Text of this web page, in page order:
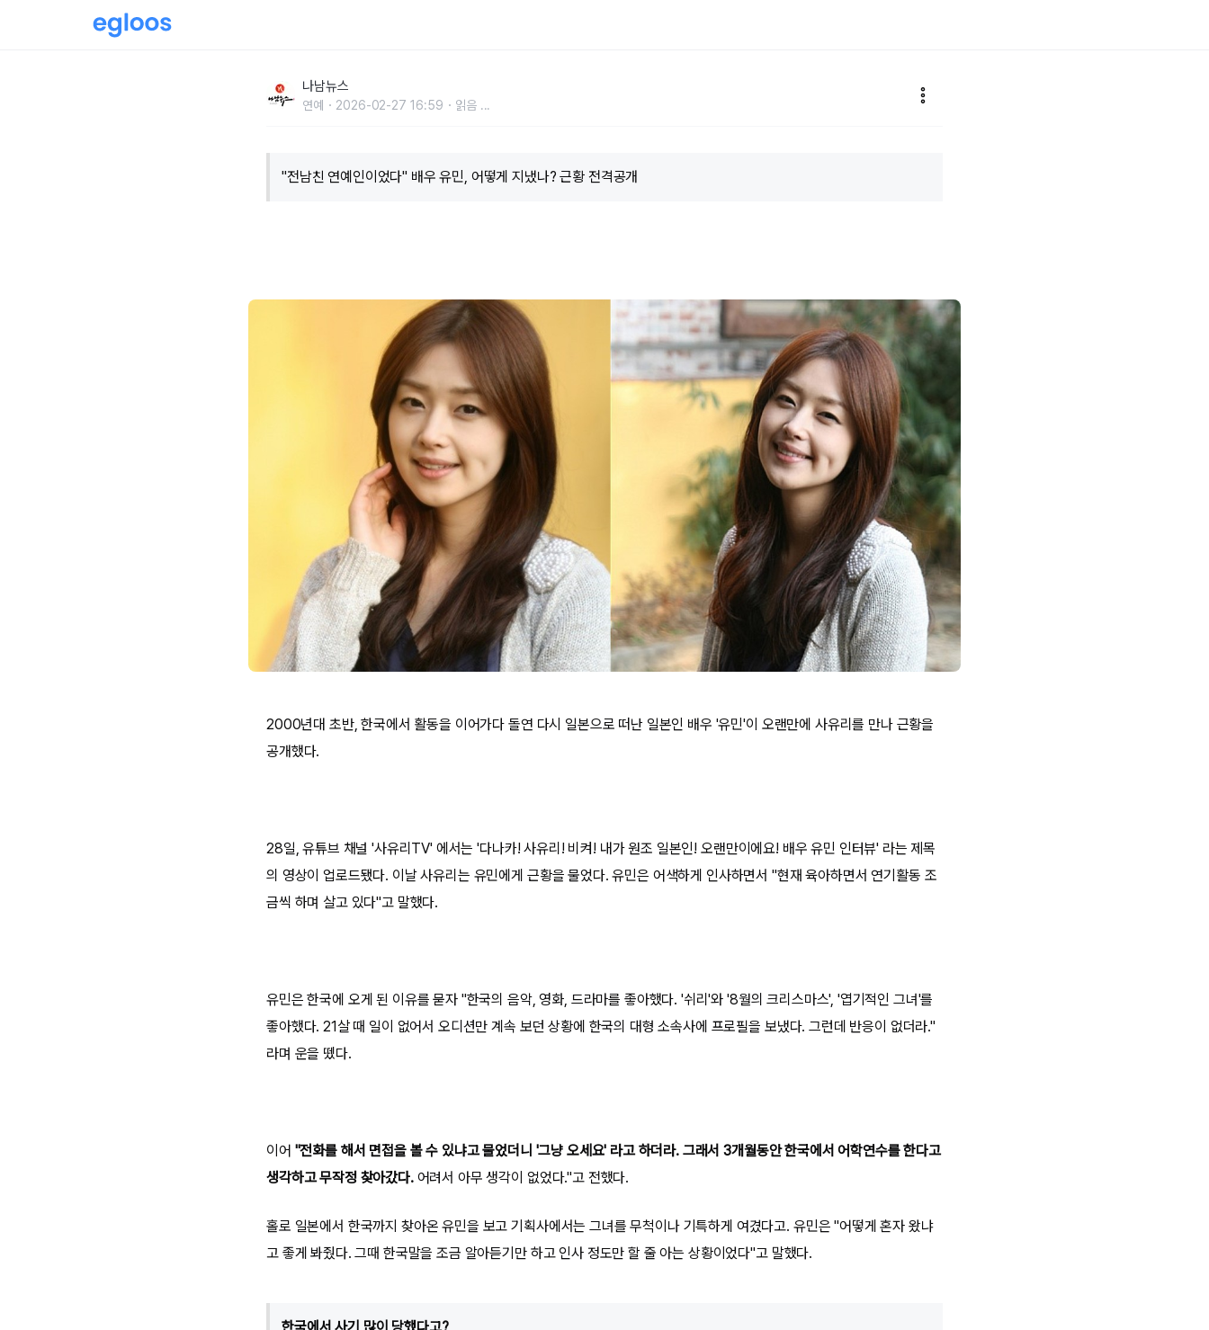
나남뉴스
연예 2026-02-27 16:59 읽음 ...
"전남친 연예인이었다" 배우 유민, 어떻게 지냈나? 근황 전격공개
2000년대 초반, 한국에서 활동을 이어가다 돌연 다시 일본으로 떠난 일본인 배우 '유민'이 오랜만에 사유리를 만나 근황을
공개했다.
28일, 유튜브 채널 '사유리TV' 에서는 '다나카! 사유리! 비켜! 내가 원조 일본인! 오랜만이에요! 배우 유민 인터뷰' 라는 제목
의 영상이 업로드됐다. 이날 사유리는 유민에게 근황을 물었다. 유민은 어색하게 인사하면서 "현재 육아하면서 연기활동 조
금씩 하며 살고 있다"고 말했다.
유민은 한국에 오게 된 이유를 묻자 "한국의 음악, 영화, 드라마를 좋아했다. '쉬리'와 '8월의 크리스마스', '엽기적인 그녀'를
좋아했다. 21살 때 일이 없어서 오디션만 계속 보던 상황에 한국의 대형 소속사에 프로필을 보냈다. 그런데 반응이 없더라."
라며 운을 뗐다.
이어 "전화를 해서 면접을 볼 수 있냐고 물었더니 '그냥 오세요' 라고 하더라. 그래서 3개월동안 한국에서 어학연수를 한다고
생각하고 무작정 찾아갔다. 어려서 아무 생각이 없었다."고 전했다.
홀로 일본에서 한국까지 찾아온 유민을 보고 기획사에서는 그녀를 무척이나 기특하게 여겼다고. 유민은 "어떻게 혼자 왔냐
고 좋게 봐줬다. 그때 한국말을 조금 알아듣기만 하고 인사 정도만 할 줄 아는 상황이었다"고 말했다.